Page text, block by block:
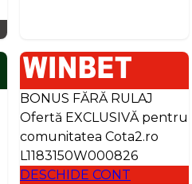
BONUS FĂRĂ RULAJ
Ofertă EXCLUSIVĂ pentru
comunitatea Cota2.ro
L1183150W000826
DESCHIDE CONT